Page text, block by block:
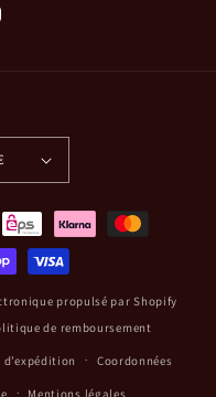
€
propulsé par Shopify
de remboursement
Coordonnées
Mentions légales